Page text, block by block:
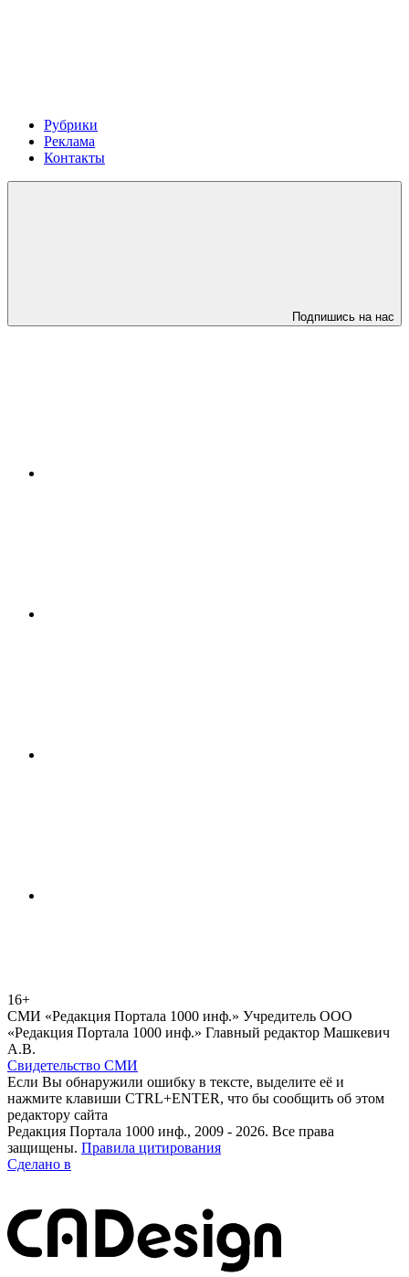
Рубрики
Реклама
Контакты
Подпишись на нас
16+
СМИ «Редакция Портала 1000 инф.» Учредитель ООО
«Редакция Портала 1000 инф.» Главный редактор Машкевич
А.В.
Свидетельство СМИ
Если Вы обнаружили ошибку в тексте, выделите её и
нажмите клавиши CTRL+ENTER, что бы сообщить об этом
редактору сайта
Редакция Портала 1000 инф., 2009 - 2026. Все права
защищены. Правила цитирования
Сделано в